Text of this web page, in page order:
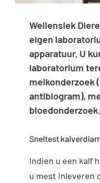
Wellensiek
eigen
apparatuur. U
laboratorium
melkonderzoek
antibiogram),
bloedonderzoek.
Sneltest
Indien u een kalf
u mest inleveren